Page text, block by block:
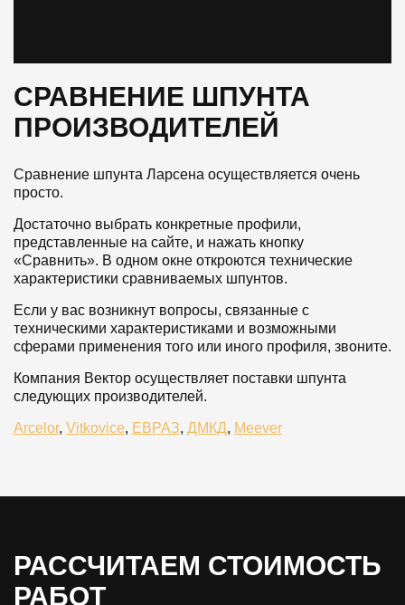
СРАВНЕНИЕ ШПУНТА
ПРОИЗВОДИТЕЛЕЙ
Сравнение шпунта Ларсена осуществляется очень
просто.
Достаточно выбрать конкретные профили,
представленные на сайте, и нажать кнопку
«Сравнить». В одном окне откроются технические
характеристики сравниваемых шпунтов.
Если у вас возникнут вопросы, связанные с
техническими характеристиками и возможными
сферами применения того или иного профиля, звоните.
Компания Вектор осуществляет поставки шпунта
следующих производителей.
Arcelor, Vitkovice, ЕВРАЗ, ДМКД, Meever
РАССЧИТАЕМ СТОИМОСТЬ
РАБОТ